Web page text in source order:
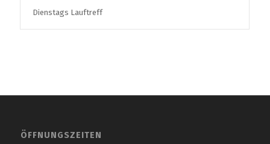
Dienstags Lauftreff
ÖFFNUNGSZEITEN